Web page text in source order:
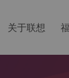
关于联想